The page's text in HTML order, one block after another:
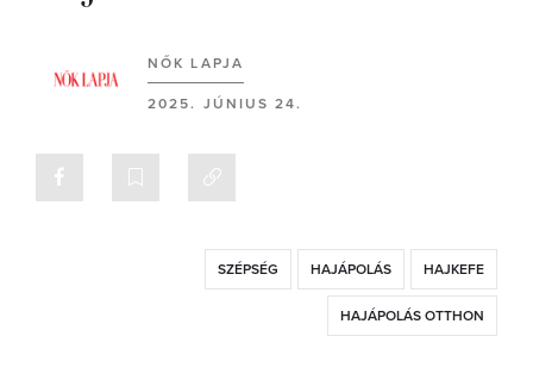
NŐK LAPJA
2025. JÚNIUS 24.
SZÉPSÉG HAJÁPOLÁS HAJKEFE
HAJÁPOLÁS OTTHON